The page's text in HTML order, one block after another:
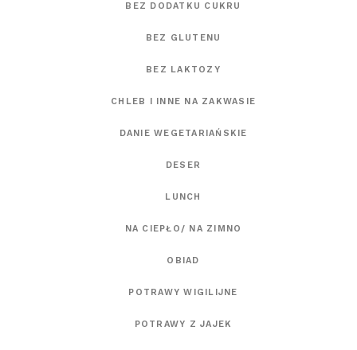
BEZ DODATKU CUKRU
BEZ GLUTENU
BEZ LAKTOZY
CHLEB I INNE NA ZAKWASIE
DANIE WEGETARIAŃSKIE
DESER
LUNCH
NA CIEPŁO/ NA ZIMNO
OBIAD
POTRAWY WIGILIJNE
POTRAWY Z JAJEK